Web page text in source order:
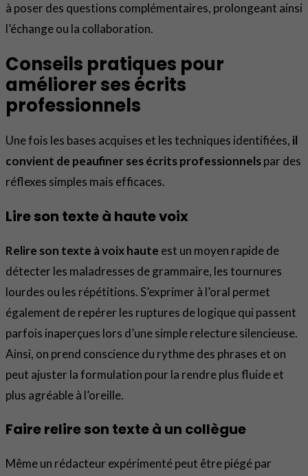
à poser des questions complémentaires, prolongeant ainsi
l’échange ou la collaboration.
Conseils pratiques pour
améliorer ses écrits
professionnels
Une fois les bases acquises et les techniques identifiées, il
convient de peaufiner ses écrits professionnelspar des
réflexes simples mais efficaces.
Lire son texte à haute voix
Relire son texte à voix haute est un moyen rapide de
détecter les maladresses de grammaire, les tournures
lourdes ou les répétitions. S’exprimer à l’oral permet
également de repérer les ruptures de logique qui passent
parfois inaperçues lors d’une simple relecture silencieuse.
Ainsi, on prend conscience du rythme des phrases et on
peut ajuster la formulation pour la rendre plus fluide et
plus agréable à l’oreille.
Faire relire son texte à un collègue
Même un rédacteur expérimenté peut être piégé par